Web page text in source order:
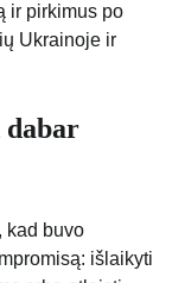
ir pirkimus po
Ukrainoje ir
dabar
kad buvo
išlaikyti